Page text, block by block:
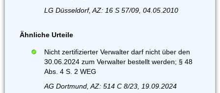
LG Düsseldorf, AZ: 16 S 57/09, 04.05.2010
Ähnliche Urteile
Nicht zertifizierter Verwalter darf nicht über den
30.06.2024 zum Verwalter bestellt werden; § 48
Abs. 4 S. 2 WEG
AG Dortmund, AZ: 514 C 8/23, 19.09.2024